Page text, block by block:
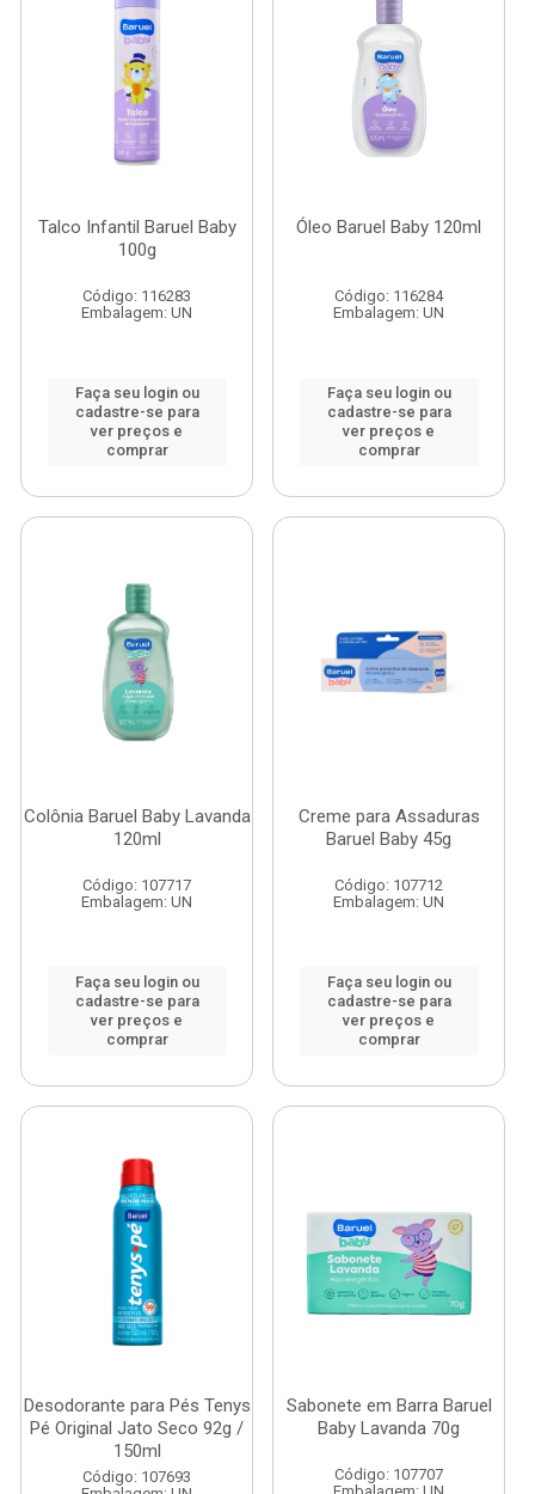
Talco Infantil Baruel Baby
100g
Código: 116283
Embalagem: UN
Faça seu login ou
cadastre-se para
ver preços e
comprar
Óleo Baruel Baby 120ml
Código: 116284
Embalagem: UN
Faça seu login ou
cadastre-se para
ver preços e
comprar
Colônia Baruel Baby Lavanda
120ml
Código: 107717
Embalagem: UN
Faça seu login ou
cadastre-se para
ver preços e
comprar
Creme para Assaduras
Baruel Baby 45g
Código: 107712
Embalagem: UN
Faça seu login ou
cadastre-se para
ver preços e
comprar
Desodorante para Pés Tenys
Pé Original Jato Seco 92g /
150ml
Código: 107693
Sabonete em Barra Baruel
Baby Lavanda 70g
Código: 107707